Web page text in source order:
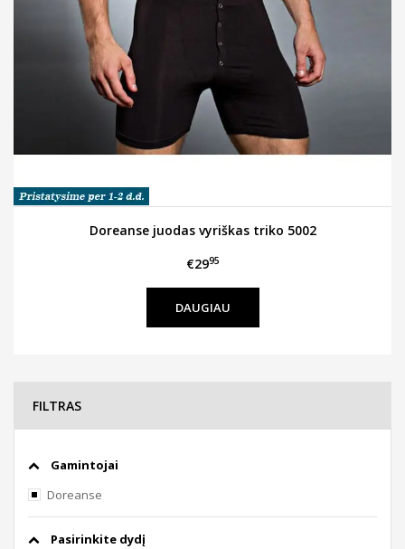
Doreanse juodas vyriškas triko 5002
€2995
DAUGIAU
FILTRAS
Gamintojai
Doreanse
Pasirinkite dydį